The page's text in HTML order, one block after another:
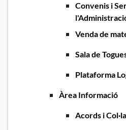
Convenis i
Venda de
Sala de
Plataforma
Àrea Informació
Acords i